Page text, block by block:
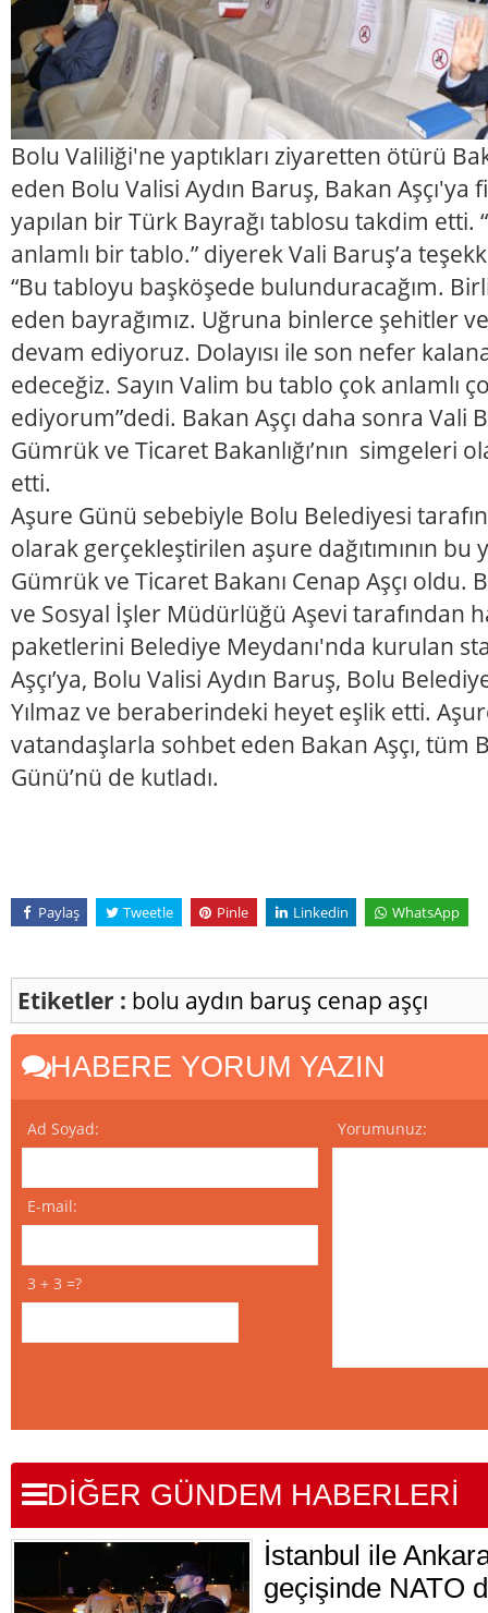
Bolu Valiliği'ne yaptıkları ziyaretten ötürü
eden Bolu Valisi Aydın Baruş, Bakan
yapılan bir Türk Bayrağı tablosu takdim etti.
anlamlı bir tablo.” diyerek Vali Baruş’a
“Bu tabloyu başköşede bulunduracağım.
eden bayrağımız. Uğruna binlerce şehitler
devam ediyoruz. Dolayısı ile son nefer
edeceğiz. Sayın Valim bu tablo çok anlamlı
ediyorum”dedi. Bakan Aşçı daha sonra Vali
Gümrük ve Ticaret Bakanlığı’nın simgeleri
etti.
Aşure Günü sebebiyle Bolu Belediyesi
olarak gerçekleştirilen aşure dağıtımının bu
Gümrük ve Ticaret Bakanı Cenap Aşçı oldu.
ve Sosyal İşler Müdürlüğü Aşevi tarafından
paketlerini Belediye Meydanı'nda kurulan
Aşçı’ya, Bolu Valisi Aydın Baruş, Bolu
Yılmaz ve beraberindeki heyet eşlik etti. Aşure
vatandaşlarla sohbet eden Bakan Aşçı, tüm
Günü’nü de kutladı.
Paylaş Tweetle Pinle Linkedin WhatsApp
Etiketler : bolu aydın baruş cenap aşçı
HABERE YORUM YAZIN
Ad Soyad:
E-mail:
3 + 3 =?
Yorumunuz:
DİĞER GÜNDEM HABERLERİ
İstanbul ile
geçişinde NATO